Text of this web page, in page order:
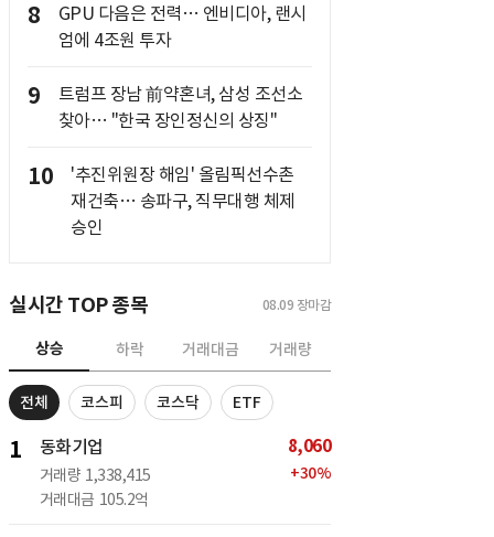
8
GPU 다음은 전력… 엔비디아, 랜시
엄에 4조원 투자
9
트럼프 장남 前약혼녀, 삼성 조선소
찾아… "한국 장인정신의 상징"
10
'추진위원장 해임' 올림픽선수촌
재건축… 송파구, 직무대행 체제
승인
실시간 TOP 종목 08.09 장마감
상승 하락 거래대금 거래량
전체 코스피 코스닥 ETF
1 동화기업
거래량 1,338,415
거래대금 105.2억
8,060
+30%